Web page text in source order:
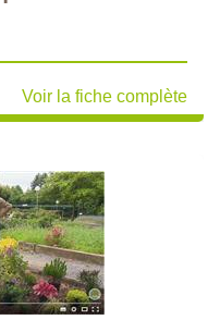
Voir la fiche complète